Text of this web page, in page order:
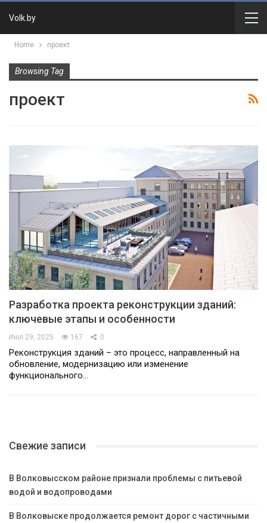
Volk.by
Home проект
Browsing Tag
проект
Разработка проекта реконструкции зданий:
ключевые этапы и особенности
Июл 29, 2025 167 0
Реконструкция зданий – это процесс, направленный на
обновление, модернизацию или изменение
функционального…
Свежие записи
В Волковысском районе признали проблемы с питьевой
водой и водопроводами
В Волковыске продолжается ремонт дорог с частичными